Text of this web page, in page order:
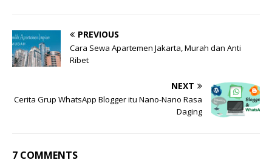
PREVIOUS
Cara Sewa Apartemen Jakarta, Murah dan Anti
Ribet
NEXT
Cerita Grup WhatsApp Blogger itu Nano-Nano Rasa
Daging
7 COMMENTS